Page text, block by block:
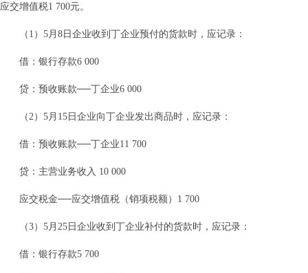
应交增值税1 700元。
（1）5月8日企业收到丁企业预付的货款时，应记录：
借：银行存款6 000
贷：预收账款──丁企业6 000
（2）5月15日企业向丁企业发出商品时，应记录：
借：预收账款──丁企业11 700
贷：主营业务收入 10 000
应交税金──应交增值税（销项税额）1 700
（3）5月25日企业收到丁企业补付的货款时，应记录：
借：银行存款5 700